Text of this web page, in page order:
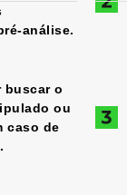
análise.
buscar o
ou
caso de